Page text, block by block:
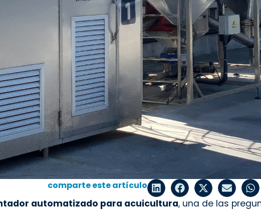
comparte este artículo
automatizado para acuicultura, una de las